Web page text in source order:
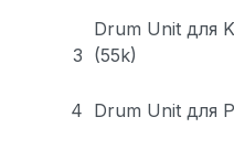
3
Drum Unit для
(55k)
4 Drum Unit для